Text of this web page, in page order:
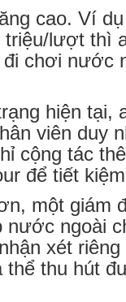
cao. Ví
triệu/lượt thì
chơi nước
hiện tại,
viên duy
cộng tác
để tiết
một giám
nước ngoài
xét
thể thu hút